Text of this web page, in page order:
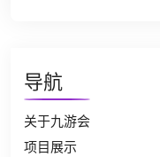
导航
关于九游会
项目展示